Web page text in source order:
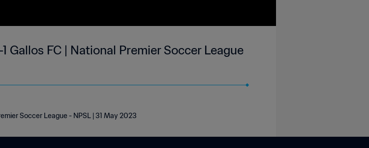
Gallos FC | National Premier Soccer League
Soccer League - NPSL | 31 May 2023